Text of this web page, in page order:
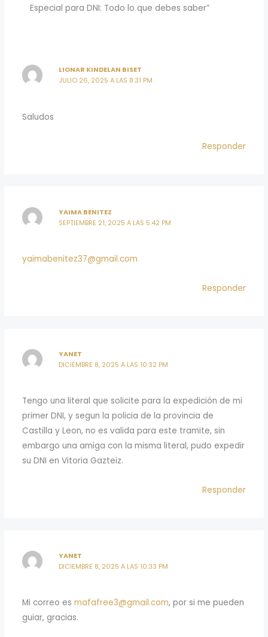
Especial para DNI: Todo lo que debes saber”
LIONAR KINDELAN BISET
JULIO 26, 2025 A LAS 8:31 PM
Saludos
Responder
YAIMA BENITEZ
SEPTIEMBRE 21, 2025 A LAS 5:42 PM
yaimabenitez37@gmail.com
Responder
YANET
DICIEMBRE 8, 2025 A LAS 10:32 PM
Tengo una literal que solicite para la expedición de mi
primer DNI, y segun la policia de la provincia de
Castilla y Leon, no es valida para este tramite, sin
embargo una amiga con la misma literal, pudo expedir
su DNI en Vitoria Gazteiz.
Responder
YANET
DICIEMBRE 8, 2025 A LAS 10:33 PM
Mi correo es mafafree3@gmail.com, por si me pueden
guiar, gracias.